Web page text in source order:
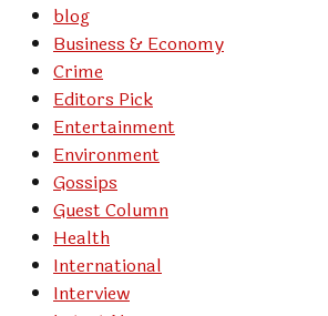
blog
Business & Economy
Crime
Editors Pick
Entertainment
Environment
Gossips
Guest Column
Health
International
Interview